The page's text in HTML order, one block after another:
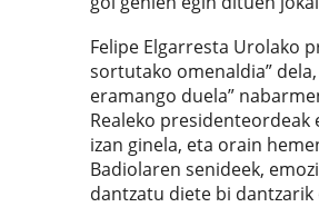
Felipe Elgarresta Urolako
sortutako omenaldia”
eramango duela”
Realeko
izan ginela, eta orain
Badiolaren senideek,
dantzatu diete bi